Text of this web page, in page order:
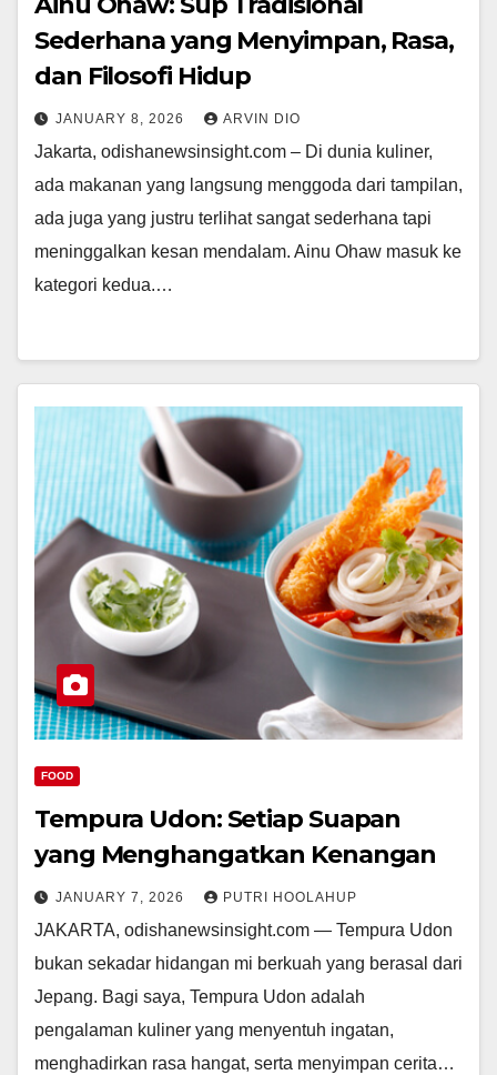
Sederhana yang Menyimpan, Rasa,
dan Filosofi Hidup
JANUARY 8, 2026 ARVIN DIO
Jakarta, odishanewsinsight.com – Di dunia kuliner,
ada makanan yang langsung menggoda dari tampilan,
ada juga yang justru terlihat sangat sederhana tapi
meninggalkan kesan mendalam. Ainu Ohaw masuk ke
kategori kedua.…
FOOD
Tempura Udon: Setiap Suapan
yang Menghangatkan Kenangan
JANUARY 7, 2026 PUTRI HOOLAHUP
JAKARTA, odishanewsinsight.com — Tempura Udon
bukan sekadar hidangan mi berkuah yang berasal dari
Jepang. Bagi saya, Tempura Udon adalah
pengalaman kuliner yang menyentuh ingatan,
menghadirkan rasa hangat, serta menyimpan cerita…